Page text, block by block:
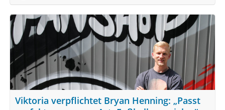
Viktoria verpflichtet Bryan Henning: „Passt